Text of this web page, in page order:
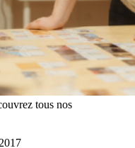
tous nos